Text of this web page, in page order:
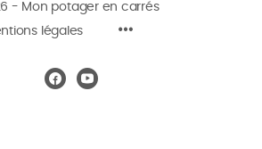
- Mon potager en carrés
légales